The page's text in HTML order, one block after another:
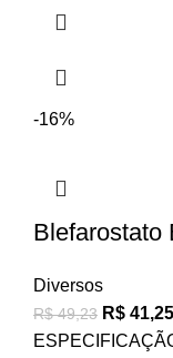
-16%
Blefarostato
Diversos
R$49,23 R$ 41,25